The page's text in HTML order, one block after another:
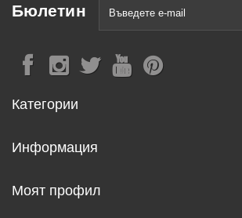
Бюлетин
Категории
Информация
Моят профил